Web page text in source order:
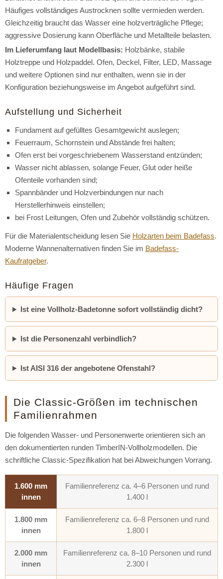
Häufiges vollständiges Austrocknen sollte vermieden werden.
Gleichzeitig braucht das Wasser eine holzverträgliche Pflege;
aggressive Dosierung kann Oberfläche und Metallteile belasten.
Im Lieferumfang laut Modellbasis: Holzbänke, stabile
Holztreppe und Holzpaddel. Ofen, Deckel, Filter, LED, Massage
und weitere Optionen sind nur enthalten, wenn sie in der
Konfiguration beziehungsweise im Angebot aufgeführt sind.
Aufstellung und Sicherheit
Fundament auf gefülltes Gesamtgewicht auslegen;
Feuerraum, Schornstein und Abstände frei halten;
Ofen erst bei vorgeschriebenem Wasserstand entzünden;
Wasser nicht ablassen, solange Feuer, Glut oder heiße
Ofenteile vorhanden sind;
Spannbänder und Holzverbindungen nur nach
Herstellerhinweis einstellen;
bei Frost Leitungen, Ofen und Zubehör vollständig schützen.
Für die Materialentscheidung lesen Sie Holzarten beim Badefass.
Moderne Wannenalternativen finden Sie im Badefass-
Kaufratgeber.
Häufige Fragen
Ist eine Vollholz-Badetonne sofort vollständig dicht?
Ist die Personenzahl verbindlich?
Ist AISI 316 der angebotene Ofenstahl?
Die Classic-Größen im technischen
Familienrahmen
Die folgenden Wasser- und Personenwerte orientieren sich an
den dokumentierten runden TimberIN-Vollholzmodellen. Die
schriftliche Classic-Spezifikation hat bei Abweichungen Vorrang.
1.600 mm
innen
Familienreferenz ca. 4–6 Personen und rund
1.400 l
1.800 mm
innen
Familienreferenz ca. 6–8 Personen und rund
1.800 l
2.000 mm
innen
Familienreferenz ca. 8–10 Personen und rund
2.300 l